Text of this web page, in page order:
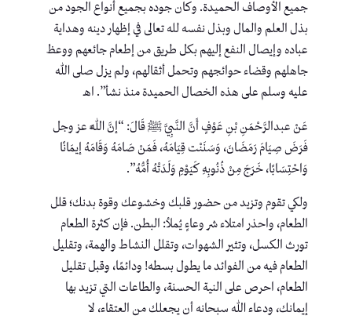
جميع الأوصاف الحميدة. وكان جوده بجميع أنواع الجود من
بذل العلم والمال وبذل نفسه لله تعالى في إظهار دينه وهداية
عباده وإيصال النفع إليهم بكل طريق من إطعام جائعهم ووعظ
جاهلهم وقضاء حوائجهم وتحمل أثقالهم، ولم يزل صلى الله
عليه وسلم على هذه الخصال الحميدة منذ نشأ”. اهـ
عَنْ عبدالرَّحْمَنِ بْنِ عَوْفٍ أَنَّ النَّبِيَّ ﷺ قَالَ: “إنَّ اللَّهَ عز وجل
فَرَضَ صِيَامَ رَمَضَانَ، وَسَنَنْت قِيَامَهُ، فَمَنْ صَامَهُ وَقَامَهُ إيمَانًا
وَاحْتِسَابًا، خَرَجَ مِنْ ذُنُوبِهِ كَيَوْمِ وَلَدَتْهُ أُمُّهُ”.
ولكي تقوم وتزيد من حضور قلبك وخشوعك وقوة بدنك؛ قلل
الطعام، واحذر امتلاء شر وعاءٍ يُملأ: البطن. فإن كثرة الطعام
تورث الكسل، وتثير الشهوات، وتقلل النشاط والهمة، وتقليل
الطعام فيه من الفوائد ما يطول بسطه! ودائمًا، وقبل تقليل
الطعام، احرص على النية الحسنة، والطاعات التي تزيد بها
إيمانك، ودعاء الله سبحانه أن يجعلك من العتقاء، لا